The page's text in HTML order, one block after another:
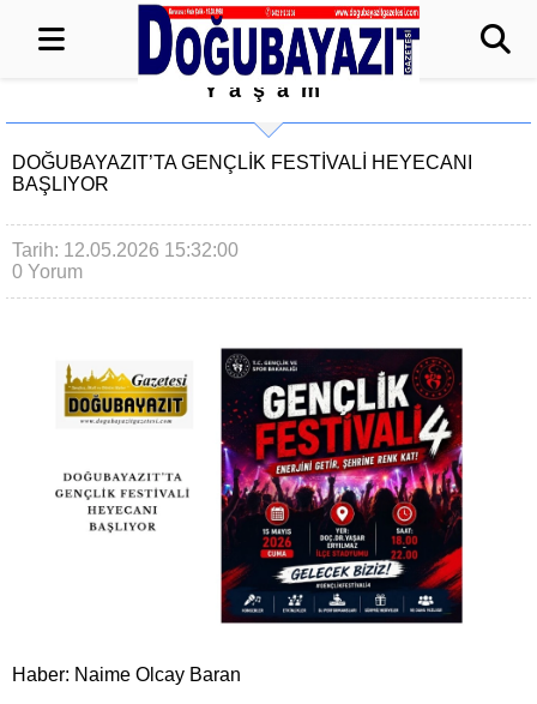
Yaşam
DOĞUBAYAZIT’TA GENÇLİK FESTİVALİ HEYECANI
BAŞLIYOR
Tarih: 12.05.2026 15:32:00
0 Yorum
Haber: Naime Olcay Baran